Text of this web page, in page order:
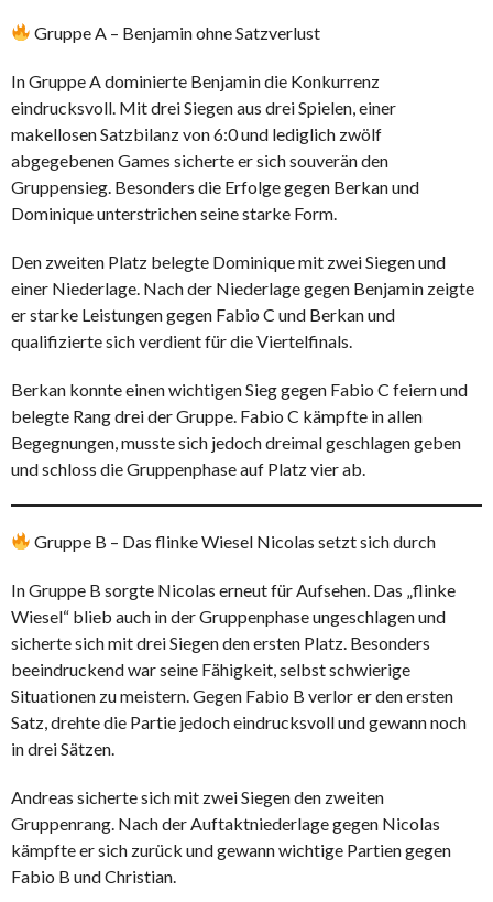
Gruppe A – Benjamin ohne Satzverlust
In Gruppe A dominierte Benjamin die Konkurrenz
eindrucksvoll. Mit drei Siegen aus drei Spielen, einer
makellosen Satzbilanz von 6:0 und lediglich zwölf
abgegebenen Games sicherte er sich souverän den
Gruppensieg. Besonders die Erfolge gegen Berkan und
Dominique unterstrichen seine starke Form.
Den zweiten Platz belegte Dominique mit zwei Siegen und
einer Niederlage. Nach der Niederlage gegen Benjamin zeigte
er starke Leistungen gegen Fabio C und Berkan und
qualifizierte sich verdient für die Viertelfinals.
Berkan konnte einen wichtigen Sieg gegen Fabio C feiern und
belegte Rang drei der Gruppe. Fabio C kämpfte in allen
Begegnungen, musste sich jedoch dreimal geschlagen geben
und schloss die Gruppenphase auf Platz vier ab.
Gruppe B – Das flinke Wiesel Nicolas setzt sich durch
In Gruppe B sorgte Nicolas erneut für Aufsehen. Das „flinke
Wiesel“ blieb auch in der Gruppenphase ungeschlagen und
sicherte sich mit drei Siegen den ersten Platz. Besonders
beeindruckend war seine Fähigkeit, selbst schwierige
Situationen zu meistern. Gegen Fabio B verlor er den ersten
Satz, drehte die Partie jedoch eindrucksvoll und gewann noch
in drei Sätzen.
Andreas sicherte sich mit zwei Siegen den zweiten
Gruppenrang. Nach der Auftaktniederlage gegen Nicolas
kämpfte er sich zurück und gewann wichtige Partien gegen
Fabio B und Christian.